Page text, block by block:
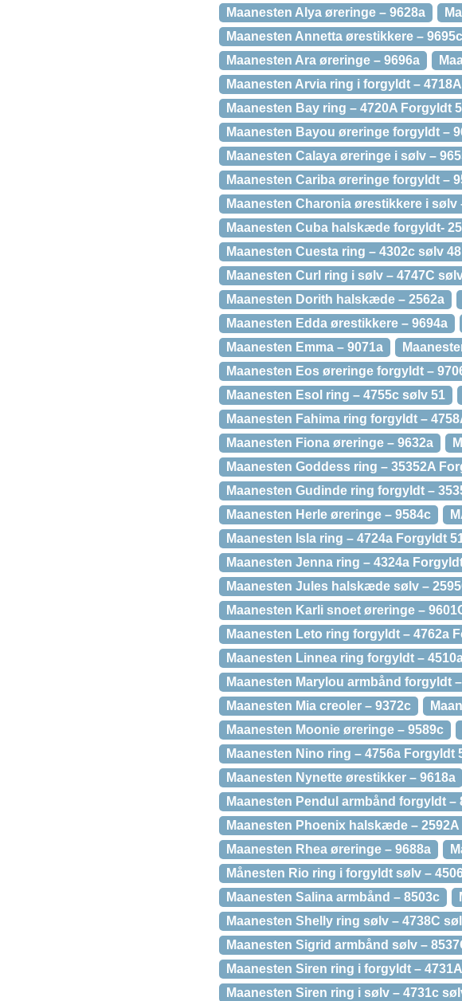
Maanesten Alya øreringe – 9628a
Maanesten Annetta ørestikkere – 9695c
Maanesten Ara øreringe – 9696a
Maanesten Arvia ring i forgyldt –
Maanesten Bay ring – 4720A Forgyldt
Maanesten Bayou øreringe forgyldt –
Maanesten Calaya øreringe i sølv –
Maanesten Cariba øreringe forgyldt –
Maanesten Charonia ørestikkere i sølv
Maanesten Cuba halskæde forgyldt-
Maanesten Cuesta ring – 4302c sølv 48
Maanesten Curl ring i sølv – 4747C
Maanesten Dorith halskæde – 2562a
Maanesten Edda ørestikkere – 9694a
Maanesten Emma – 9071a
Maanesten Eos øreringe forgyldt –
Maanesten Esol ring – 4755c sølv 51
Maanesten Fahima ring forgyldt –
Maanesten Fiona øreringe – 9632a
Maanesten Goddess ring – 35352A
Maanesten Gudinde ring forgyldt –
Maanesten Herle øreringe – 9584c
Maanesten Isla ring – 4724a Forgyldt
Maanesten Jenna ring – 4324a
Maanesten Jules halskæde sølv –
Maanesten Karli snoet øreringe –
Maanesten Leto ring forgyldt – 4762a
Maanesten Linnea ring forgyldt –
Maanesten Marylou armbånd forgyldt
Maanesten Mia creoler – 9372c
Maanesten Moonie øreringe – 9589c
Maanesten Nino ring – 4756a Forgyldt
Maanesten Nynette ørestikker – 9618a
Maanesten Pendul armbånd forgyldt –
Maanesten Phoenix halskæde – 2592A
Maanesten Rhea øreringe – 9688a
Månesten Rio ring i forgyldt sølv –
Maanesten Salina armbånd – 8503c
Maanesten Shelly ring sølv – 4738C
Maanesten Sigrid armbånd sølv –
Maanesten Siren ring i forgyldt –
Maanesten Siren ring i sølv – 4731c